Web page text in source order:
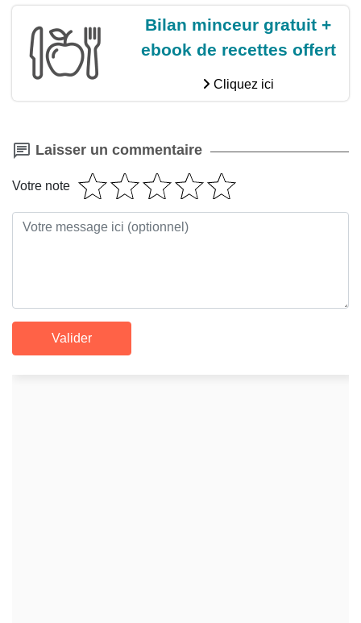
Bilan minceur gratuit +
ebook de recettes offert
Cliquez ici
Laisser un commentaire
Votre note